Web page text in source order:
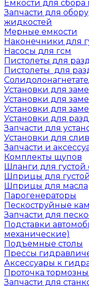
Емкости для сбора
Запчасти для
жидкостей
Мерные емкости
Наконечники для
Насосы для гсм
Пистолеты для
Пистолеты для
Установки для
Установки для
Установки для
Установки для
Запчасти для
Установки для
Запчасти и
Комплекты щупов
Шланги для густой
Шприцы для
Шприцы для масла
Парогенераторы
Пескоструйные
Запчасти для
Подставки
механические)
Подъемные столы
Прессы
Аксессуары к
Проточка
Запчасти для